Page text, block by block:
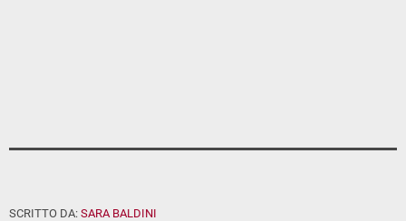
SCRITTO DA: SARA BALDINI